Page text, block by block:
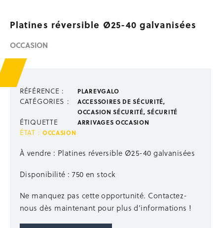
Protection de trémie d’ascenseur
Sécurité au sol
Occasion sécurité
TRAVAIL EN HAUTEUR
Escalier de talus 2-en-1 passerelle
Échelles, escabeaux
Passerelles, nacelles
Échafaudages mobiles
STABILISATION ÉTAIEMENT
Accessoires étaiement
Étais TP
Poutrelles bois
Panneaux coffrants
Stabilisation
Platines réversible Ø25-40 galvanisées
OCCASION
RÉFÉRENCE : PLAREVGALO
CATÉGORIES : ACCESSOIRES DE SÉCURITÉ,
OCCASION SÉCURITÉ,SÉCURITÉ
ÉTIQUETTE ARRIVAGES OCCASION
ÉTAT : OCCASION
À vendre : Platines réversible Ø25-40 galvanisées
Disponibilité : 750 en stock
Ne manquez pas cette opportunité. Contactez-
nous dès maintenant pour plus d’informations !